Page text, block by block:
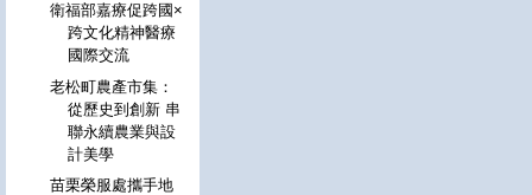
衛福部嘉療促跨國×
跨文化精神醫療
國際交流
老松町農產市集：
從歷史到創新 串
聯永續農業與設
計美學
苗栗榮服處攜手地